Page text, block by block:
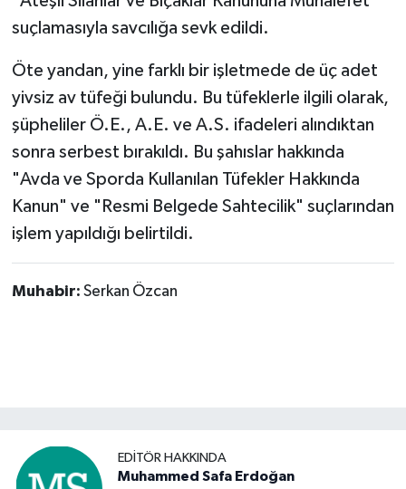
suçlamasıyla savcılığa sevk edildi.
Öte yandan, yine farklı bir işletmede de üç adet
yivsiz av tüfeği bulundu. Bu tüfeklerle ilgili olarak,
şüpheliler Ö.E., A.E. ve A.S. ifadeleri alındıktan
sonra serbest bırakıldı. Bu şahıslar hakkında
"Avda ve Sporda Kullanılan Tüfekler Hakkında
Kanun" ve "Resmi Belgede Sahtecilik" suçlarından
işlem yapıldığı belirtildi.
Muhabir: Serkan Özcan
EDITÖR HAKKINDA
Muhammed Safa Erdoğan